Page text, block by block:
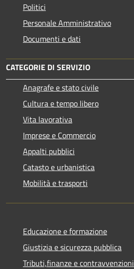
Politici
Personale Amministrativo
Documenti e dati
CATEGORIE DI SERVIZIO
Anagrafe e stato civile
Cultura e tempo libero
Vita lavorativa
Imprese e Commercio
Appalti pubblici
Catasto e urbanistica
Mobilità e trasporti
Educazione e formazione
Giustizia e sicurezza pubblica
Tributi,finanze e contravvenzioni